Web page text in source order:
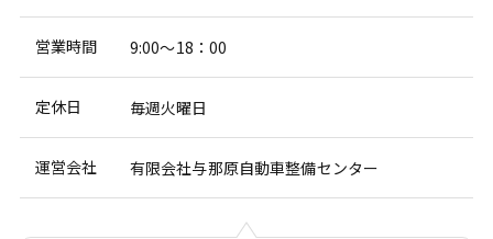
営業時間 9:00～18：00
定休日 毎週火曜日
運営会社 有限会社与那原自動車整備センター